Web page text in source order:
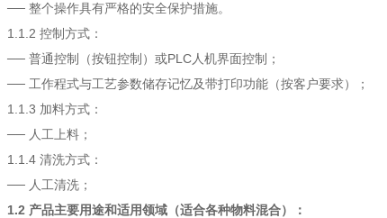
── 整个操作具有严格的安全保护措施。
1.1.2 控制方式：
── 普通控制（按钮控制）或PLC人机界面控制；
── 工作程式与工艺参数储存记忆及带打印功能（按客户要求）；
1.1.3 加料方式：
── 人工上料；
1.1.4 清洗方式：
── 人工清洗；
1.2 产品主要用途和适用领域（适合各种物料混合）：